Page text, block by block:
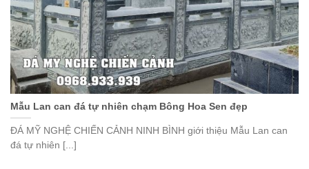
Mẫu Lan can đá tự nhiên chạm Bông Hoa Sen đẹp
ĐÁ MỸ NGHỆ CHIẾN CẢNH NINH BÌNH giới thiệu Mẫu Lan can
đá tự nhiên [...]